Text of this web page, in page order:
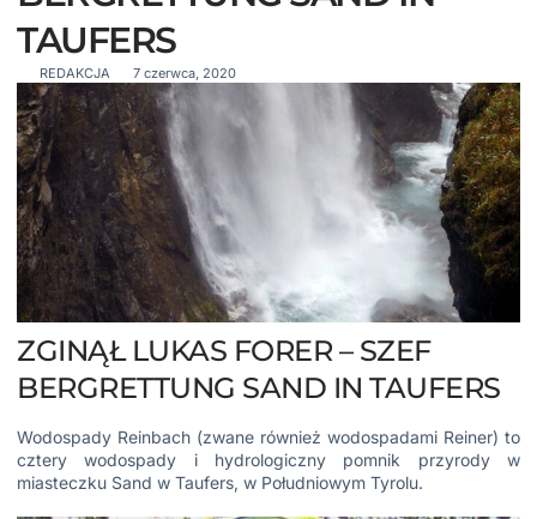
TAUFERS
REDAKCJA 7 czerwca, 2020
ZGINĄŁ LUKAS FORER – SZEF
BERGRETTUNG SAND IN TAUFERS
Wodospady Reinbach (zwane również wodospadami Reiner) to
cztery wodospady i hydrologiczny pomnik przyrody w
miasteczku Sand w Taufers, w Południowym Tyrolu.